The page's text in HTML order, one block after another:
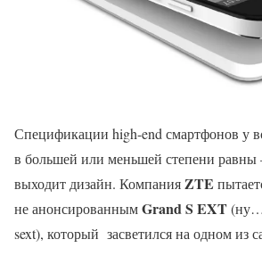
Спецификации high-end смартфонов у
в большей или меньшей степени равны
выходит дизайн. КомпанияZTE
не анонсированнымGrand S EXT(ну…
sext), который засветился на одном из